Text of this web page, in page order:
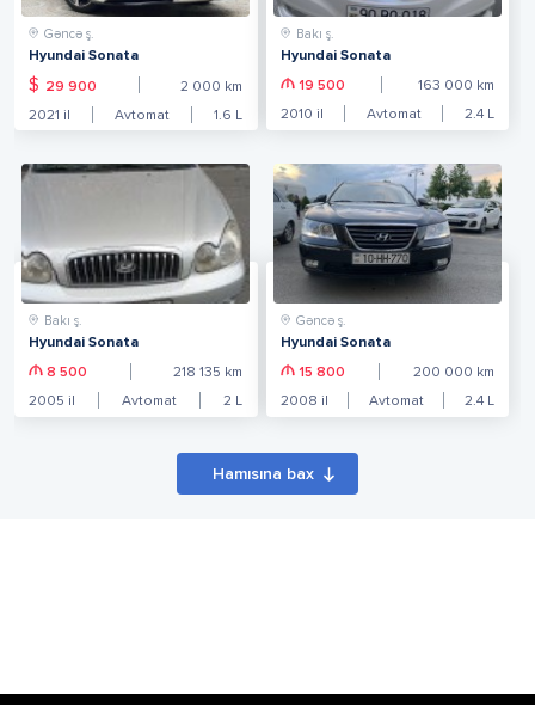
Gəncə ş.
Hyundai Sonata
$ 29 900 2 000 km
2021 il Avtomat 1.6 L
Bakı ş.
Hyundai Sonata
19 500 163 000 km
2010 il Avtomat 2.4L
Bakı ş.
Hyundai Sonata
8 500 218 135 km
2005 il Avtomat 2 L
Gəncə ş.
Hyundai Sonata
15 800 200 000 km
2008 il Avtomat 2.4L
Hamısına bax